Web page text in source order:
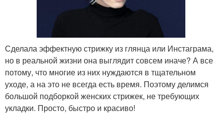
Сделала эффектную стрижку из глянца или Инстаграма,
но в реальной жизни она выглядит совсем иначе? А все
потому, что многие из них нуждаются в тщательном
уходе, а на это не всегда есть время. Поэтому делимся
большой подборкой женских стрижек, не требующих
укладки. Просто, быстро и красиво!